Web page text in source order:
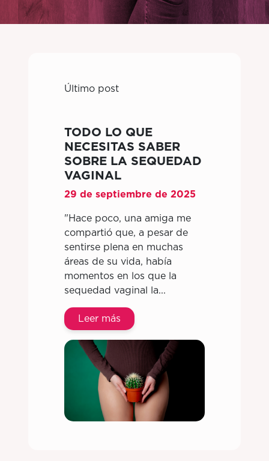
Último post
TODO LO QUE
NECESITAS SABER
SOBRE LA SEQUEDAD
VAGINAL
29 de septiembre de 2025
"Hace poco, una amiga me
compartió que, a pesar de
sentirse plena en muchas
áreas de su vida, había
momentos en los que la
sequedad vaginal la...
Leer más